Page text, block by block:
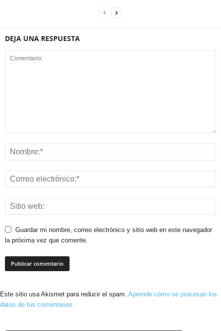
DEJA UNA RESPUESTA
Guardar mi nombre, correo electrónico y sitio web en este navegador
la próxima vez que comente.
Este sitio usa Akismet para reducir el spam. Aprende cómo se procesan los
datos de tus comentarios.